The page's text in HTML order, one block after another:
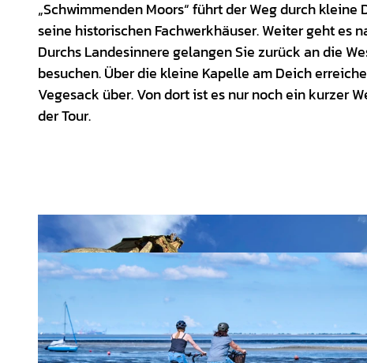
„Schwimmenden Moors“ führt der Weg durch
seine historischen Fachwerkhäuser. Weiter geht es
Durchs Landesinnere gelangen Sie zurück an die
besuchen. Über die kleine Kapelle am Deich
Vegesack über. Von dort ist es nur noch ein kurzer
der Tour.